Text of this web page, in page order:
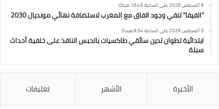
6 أغسطس 2026 على الساعة 10:45 صباحًا
“الفيفا” تنفي وجود اتفاق مع المغرب لاستضافة نهائي مونديال 2030
5 أغسطس 2026 على الساعة 9:34 مساءً
ابتدائية تطوان تدين سائقي طاكسيات بالحبس النافذ على خلفية أحداث
سبتة
الأخيرة الأشهر تعليقات